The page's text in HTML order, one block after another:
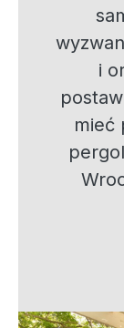
i
mieć